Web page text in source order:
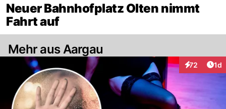
Neuer Bahnhofplatz Olten nimmt
Fahrt auf
Mehr aus Aargau
72 1d